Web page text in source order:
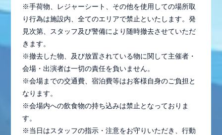
※手荷物、レジャーシート、その他を使用しての場所取
り行為は施設内、全てのエリアで禁止といたします。発
見次第、スタッフ及び警備により随時撤去させていただ
きます。
※撤去した物、及び放置されている物に関して主催者・
会場・出演者は一切の責任を負いません。
※会場までの交通費、宿泊費等はお客様自身のご負担と
なります。
※会場内への飲食物の持ち込みは禁止となっておりま
す。
※当日はスタッフの指示・注意をお守りいただき、行動